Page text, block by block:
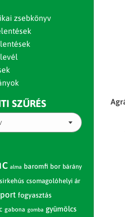
zsebkönyv
SZŰRÉS
alma baromfi bor bárány
csomagolóhelyi ár
fogyasztás
gabona gomba gyümölcs